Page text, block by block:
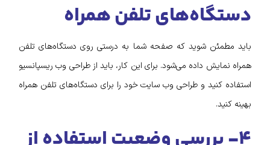
دستگاه‌های تلفن همراه
باید مطمئن شوید که صفحه شما به درستی روی دستگاه‌های تلفن
همراه نمایش داده می‌شود. برای این کار، باید از طراحی وب ریسپانسیو
استفاده کنید و طراحی وب سایت خود را برای دستگاه‌های تلفن همراه
بهینه کنید.